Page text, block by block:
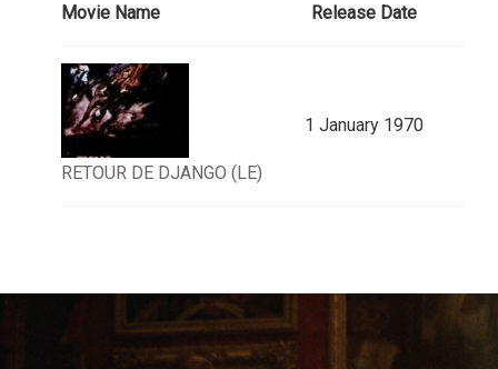
Movie Name Release Date
RETOUR DE DJANGO (LE)
1 January 1970